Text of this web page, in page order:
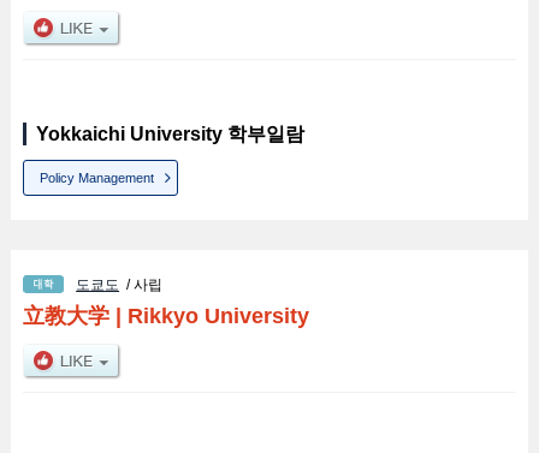
Yokkaichi University 학부일람
Policy Management
도쿄도 / 사립
立教大学| Rikkyo University